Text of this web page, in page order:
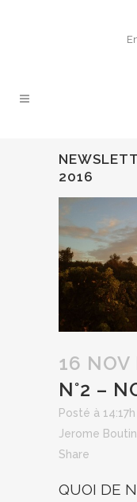
2016
16 NOV
N°2 –
Posté à 14:17h
Jerome
Share
QUOI DE